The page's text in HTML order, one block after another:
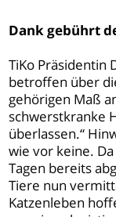
Dank gebührt
TiKo Präsidentin
betroffen über
gehörigen Maß
schwerstkranke
überlassen.“
wie vor keine.
Tagen bereits
Tiere nun
Katzenleben